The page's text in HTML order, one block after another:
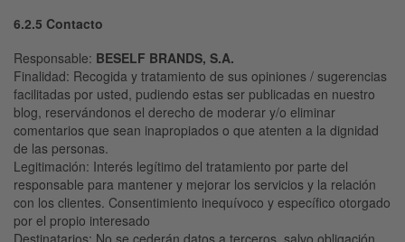
6.2.5 Contacto
Responsable: BESELF BRANDS, S.A.
Finalidad: Recogida y tratamiento de sus opiniones / sugerencias
facilitadas por usted, pudiendo estas ser publicadas en nuestro
blog, reservándonos el derecho de moderar y/o eliminar
comentarios que sean inapropiados o que atenten a la dignidad
de las personas.
Legitimación: Interés legítimo del tratamiento por parte del
responsable para mantener y mejorar los servicios y la relación
con los clientes. Consentimiento inequívoco y específico otorgado
por el propio interesado
Destinatarios: No se cederán datos a terceros, salvo obligación